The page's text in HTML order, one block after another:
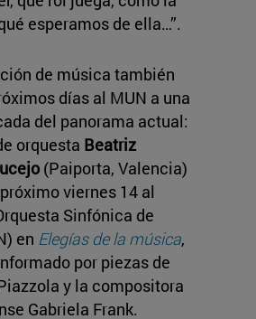
esperamos de ella…”.
de música también
días al MUN a una
del panorama actual:
orquesta Beatriz
(Paiporta, Valencia)
viernes 14 al
Sinfónica de
en Elegías de la música,
por piezas de
y la compositora
Gabriela Frank.